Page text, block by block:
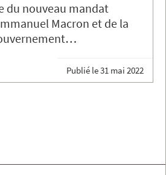
du nouveau mandat
Macron et de la
Publié le31 mai 2022